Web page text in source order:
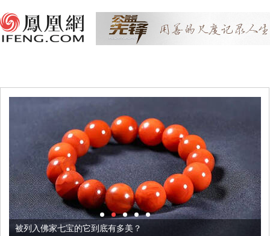
被列入佛家七宝的它到底有多美？